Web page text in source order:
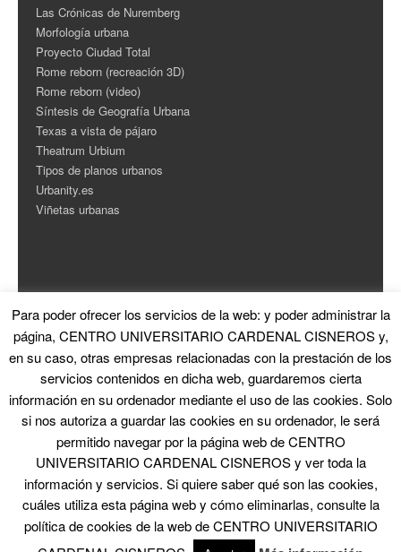
Las Crónicas de Nuremberg
Morfología urbana
Proyecto Ciudad Total
Rome reborn (recreación 3D)
Rome reborn (video)
Síntesis de Geografía Urbana
Texas a vista de pájaro
Theatrum Urbium
Tipos de planos urbanos
Urbanity.es
Viñetas urbanas
ESTADÍSTICAS
Contador de Visitas
© 2026 La Ciudad en el Arte|Proudly powered by WordPress |Theme: Skirmish
byBlank Themes
Para poder ofrecer los servicios de la web: y poder administrar la
página, CENTRO UNIVERSITARIO CARDENAL CISNEROS y,
en su caso, otras empresas relacionadas con la prestación de los
servicios contenidos en dicha web, guardaremos cierta
información en su ordenador mediante el uso de las cookies. Solo
si nos autoriza a guardar las cookies en su ordenador, le será
permitido navegar por la página web de CENTRO
UNIVERSITARIO CARDENAL CISNEROS y ver toda la
información y servicios. Si quiere saber qué son las cookies,
cuáles utiliza esta página web y cómo eliminarlas, consulte la
política de cookies de la web de CENTRO UNIVERSITARIO